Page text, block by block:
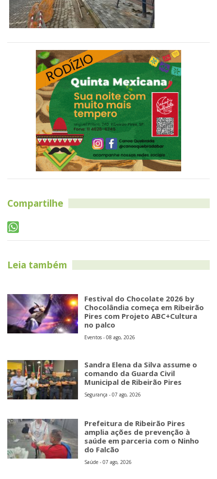
Compartilhe
Leia também
Festival do Chocolate 2026 by
Chocolândia começa em Ribeirão
Pires com Projeto ABC+Cultura
no palco
Eventos - 08 ago, 2026
Sandra Elena da Silva assume o
comando da Guarda Civil
Municipal de Ribeirão Pires
Segurança - 07 ago, 2026
Prefeitura de Ribeirão Pires
amplia ações de prevenção à
saúde em parceria com o Ninho
do Falcão
Saúde - 07 ago, 2026